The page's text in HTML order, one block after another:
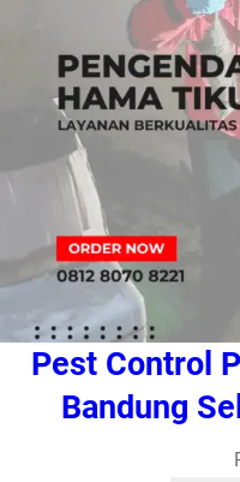
Pest Control
Bandung